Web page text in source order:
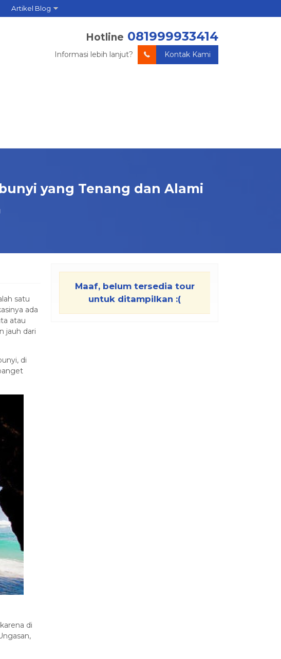
Artikel Blog
Hotline 081999933414
Informasi lebih lanjut? Kontak Kami
yang Tenang dan Alami
satu
ada
atau
jauh dari
di
di
Maaf, belum tersedia tour
untuk ditampilkan :(